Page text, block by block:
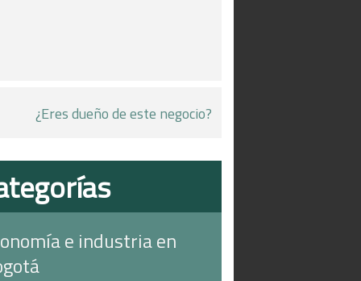
¿Eres dueño de este negocio?
e industria en